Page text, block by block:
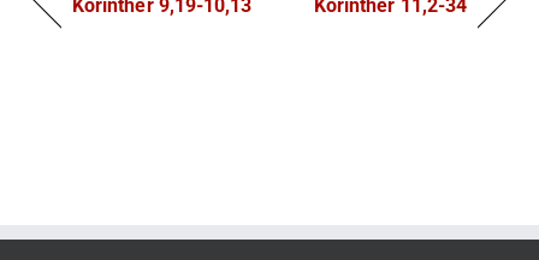
Korinther 9,19-10,13
Korinther 11,2-34